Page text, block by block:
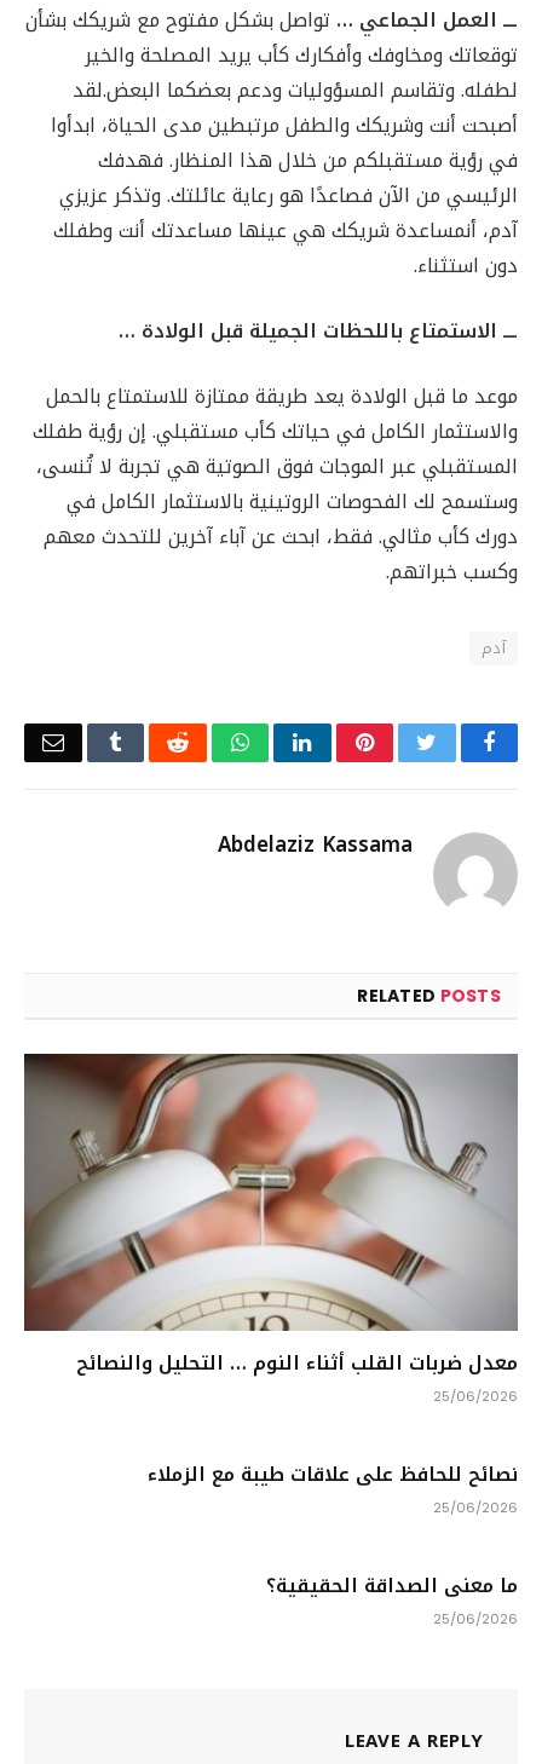
ـــ العمل الجماعي … تواصل بشكل مفتوح مع شريكك بشأن
توقعاتك ومخاوفك وأفكارك كأب يريد المصلحة والخير
لطفله. وتقاسم المسؤوليات ودعم بعضكما البعض.لقد
أصبحت أنت وشريكك والطفل مرتبطين مدى الحياة، ابدأوا
في رؤية مستقبلكم من خلال هذا المنظار. فهدفك
الرئيسي من الآن فصاعدًا هو رعاية عائلتك. وتذكر عزيزي
آدم، أنمساعدة شريكك هي عينها مساعدتك أنت وطفلك
دون استثناء.
ـــ الاستمتاع باللحظات الجميلة قبل الولادة …
موعد ما قبل الولادة يعد طريقة ممتازة للاستمتاع بالحمل
والاستثمار الكامل في حياتك كأب مستقبلي. إن رؤية طفلك
المستقبلي عبر الموجات فوق الصوتية هي تجربة لا تُنسى،
وستسمح لك الفحوصات الروتينية بالاستثمار الكامل في
دورك كأب مثالي. فقط، ابحث عن آباء آخرين للتحدث معهم
وكسب خبراتهم.
آدم
Facebook
Twitter
Pinterest
LinkedIn
WhatsApp
Reddit
Tumblr
Abdelaziz Kassama
RELATED POSTS
معدل ضربات القلب أثناء النوم … التحليل والنصائح
25/06/2026
نصائح للحافظ على علاقات طيبة مع الزملاء
25/06/2026
ما معنى الصداقة الحقيقية؟
25/06/2026
LEAVE A REPLY